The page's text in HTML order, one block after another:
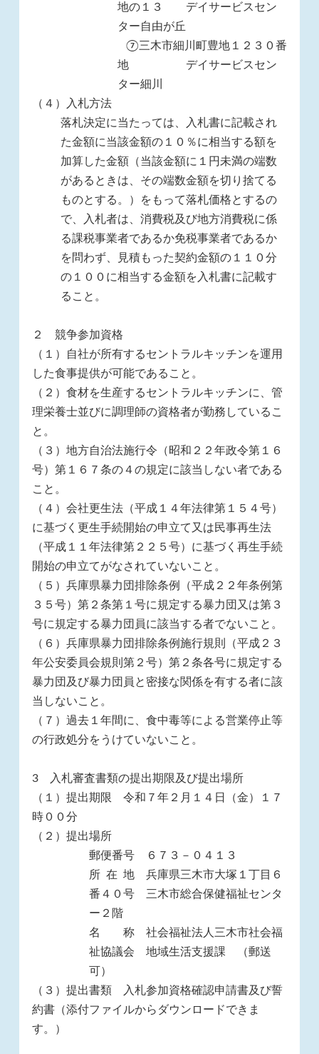
地の１３ デイサービスセン
ター自由が丘
⑦三木市細川町豊地１２３０番
地 デイサービスセン
ター細川
（４）入札方法
落札決定に当たっては、入札書に記載され
た金額に当該金額の１０％に相当する額を
加算した金額（当該金額に１円未満の端数
があるときは、その端数金額を切り捨てる
ものとする。）をもって落札価格とするの
で、入札者は、消費税及び地方消費税に係
る課税事業者であるか免税事業者であるか
を問わず、見積もった契約金額の１１０分
の１００に相当する金額を入札書に記載す
ること。
２ 競争参加資格
（１）自社が所有するセントラルキッチンを運用
した食事提供が可能であること。
（２）食材を生産するセントラルキッチンに、管
理栄養士並びに調理師の資格者が勤務しているこ
と。
（３）地方自治法施行令（昭和２２年政令第１６
号）第１６７条の４の規定に該当しない者である
こと。
（４）会社更生法（平成１４年法律第１５４号）
に基づく更生手続開始の申立て又は民事再生法
（平成１１年法律第２２５号）に基づく再生手続
開始の申立てがなされていないこと。
（５）兵庫県暴力団排除条例（平成２２年条例第
３５号）第２条第１号に規定する暴力団又は第３
号に規定する暴力団員に該当する者でないこと。
（６）兵庫県暴力団排除条例施行規則（平成２３
年公安委員会規則第２号）第２条各号に規定する
暴力団及び暴力団員と密接な関係を有する者に該
当しないこと。
（７）過去１年間に、食中毒等による営業停止等
の行政処分をうけていないこと。
3 入札審査書類の提出期限及び提出場所
（１）提出期限 令和７年２月１４日（金）１７
時００分
（２）提出場所
郵便番号 ６７３－０４１３
所 在 地 兵庫県三木市大塚１丁目６
番４０号 三木市総合保健福祉センタ
ー２階
名 称 社会福祉法人三木市社会福
祉協議会 地域生活支援課 （郵送
可）
（３）提出書類 入札参加資格確認申請書及び誓
約書（添付ファイルからダウンロードできま
す。）